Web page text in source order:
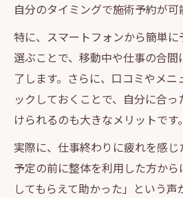
自分のタイミングで施術予約が可
特に、スマートフォンから簡単
選ぶことで、移動中や仕事の合
了します。さらに、口コミやメニ
ックしておくことで、自分に合
けられるのも大きなメリットです。
実際に、仕事終わりに疲れを感
予定の前に整体を利用した方か
してもらえて助かった」という